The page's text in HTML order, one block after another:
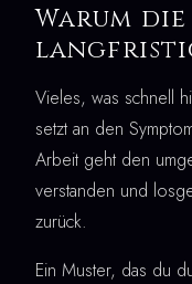
Warum
Vieles, was schnell
setzt an den
Arbeit geht den
verstanden und
zurück.
Ein Muster, das du